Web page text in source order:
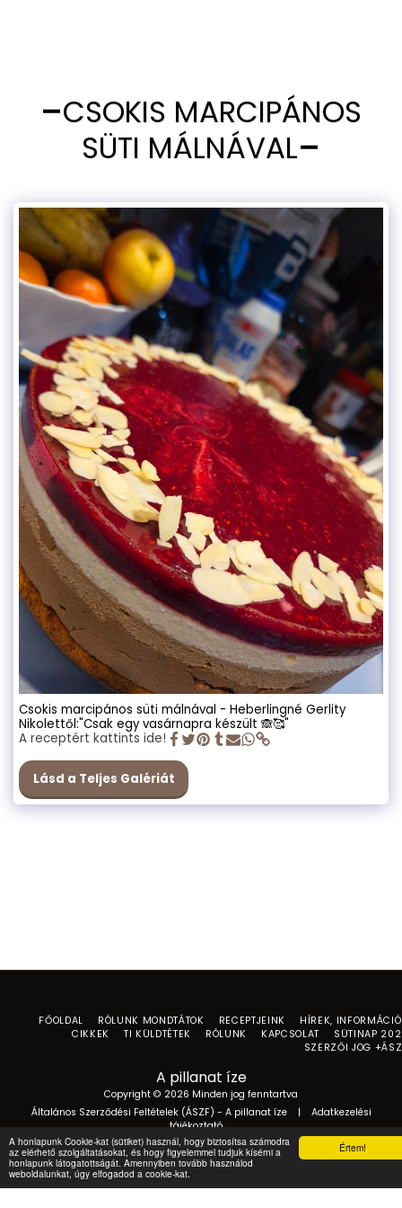
Értem!
A honlapunk Cookie-kat (sütiket) használ, hogy biztosítsa számodra
az elérhető szolgáltatásokat, és hogy figyelemmel tudjuk kísérni a
honlapunk látogatottságát. Amennyiben tovább használod
weboldalunkat, úgy elfogadod a cookie-kat.
CSOKIS MARCIPÁNOS
SÜTI MÁLNÁVAL
Csokis marcipános süti málnával - Heberlingné Gerlity
Nikolettől:"Csak egy vasárnapra készült 🙈🥰"
A receptért kattints ide!
Lásd a Teljes Galériát
A pillanat íze
Copyright © 2026 Minden jog fenntartva
Általános Szerződési Feltételek (ÁSZF) - A pillanat íze| Adatkezelési
tájékoztató
FŐOLDAL RÓLUNK MONDTÁTOK RECEPTJEINK
HÍREK,
CIKKEK
TI KÜLDTÉTEK RÓLUNK KAPCSOLAT
SÜTINAP
SZERZŐI JOG